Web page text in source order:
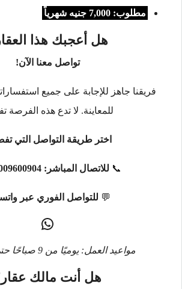
مطلوب: 7,000 جنيه شهرياً
هل أعجبك هذا
تواصل معنا الآن!
فريقنا جاهز للإجابة على جميع
للمعاينة. لا تدع هذه الفرصة
اختر طريقة التواصل التي
📞 للاتصال المباشر:
💬 للتواصل الفوري عبر
مواعيد العمل: يوميًا من 9 صباحًا حتى 9 مساءً.
هل أنت مالك